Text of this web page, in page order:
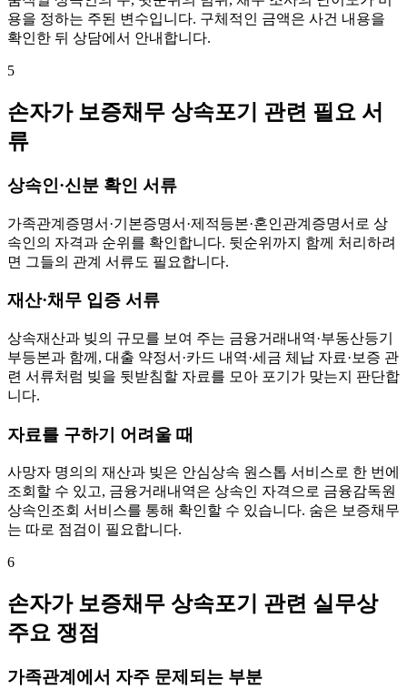
용을 정하는 주된 변수입니다. 구체적인 금액은 사건 내용을
확인한 뒤 상담에서 안내합니다.
5
손자가 보증채무 상속포기 관련 필요 서
류
상속인·신분 확인 서류
가족관계증명서·기본증명서·제적등본·혼인관계증명서로 상
속인의 자격과 순위를 확인합니다. 뒷순위까지 함께 처리하려
면 그들의 관계 서류도 필요합니다.
재산·채무 입증 서류
상속재산과 빚의 규모를 보여 주는 금융거래내역·부동산등기
부등본과 함께, 대출 약정서·카드 내역·세금 체납 자료·보증 관
련 서류처럼 빚을 뒷받침할 자료를 모아 포기가 맞는지 판단합
니다.
자료를 구하기 어려울 때
사망자 명의의 재산과 빚은 안심상속 원스톱 서비스로 한 번에
조회할 수 있고, 금융거래내역은 상속인 자격으로 금융감독원
상속인조회 서비스를 통해 확인할 수 있습니다. 숨은 보증채무
는 따로 점검이 필요합니다.
6
손자가 보증채무 상속포기 관련 실무상
주요 쟁점
가족관계에서 자주 문제되는 부분